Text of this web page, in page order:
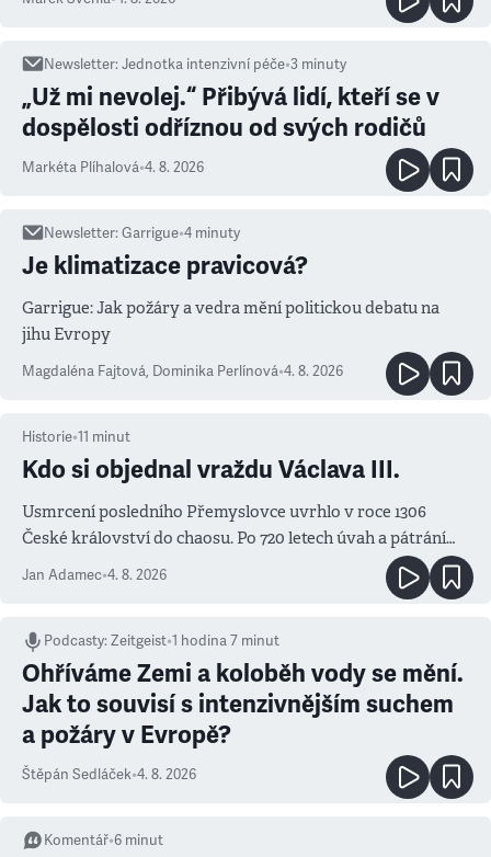
Newsletter:Jednotka intenzivní péče•3 minuty
„Už mi nevolej.“ Přibývá lidí, kteří se v
dospělosti odříznou od svých rodičů
Markéta Plíhalová•4. 8. 2026
Newsletter:Garrigue•4 minuty
Je klimatizace pravicová?
Garrigue: Jak požáry a vedra mění politickou debatu na
jihu Evropy
Magdaléna Fajtová, Dominika Perlínová•4. 8. 2026
Historie•11 minut
Kdo si objednal vraždu Václava III.
Usmrcení posledního Přemyslovce uvrhlo v roce 1306
České království do chaosu. Po 720 letech úvah a pátrání
známe jména podezřelých
Jan Adamec•4. 8. 2026
Podcasty:Zeitgeist•1 hodina 7 minut
Ohříváme Zemi a koloběh vody se mění.
Jak to souvisí s intenzivnějším suchem
a požáry v Evropě?
Štěpán Sedláček•4. 8. 2026
Komentář•6 minut